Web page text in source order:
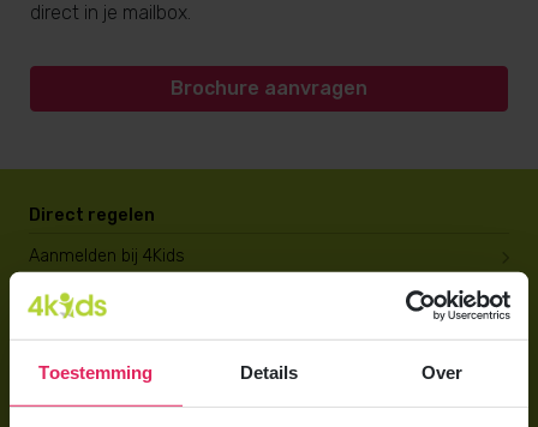
Toestemming Details Over
direct in je mailbox.
Brochure aanvragen
Direct regelen
Aanmelden bij 4Kids
Brochure aanvragen
Berekening maken